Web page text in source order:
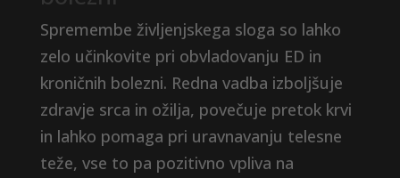
Spremembe življenjskega sloga so lahko
zelo učinkovite pri obvladovanju ED in
kroničnih bolezni. Redna vadba izboljšuje
zdravje srca in ožilja, povečuje pretok krvi
in ​​lahko pomaga pri uravnavanju telesne
teže, vse to pa pozitivno vpliva na